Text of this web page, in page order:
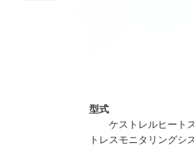
型式
ケストレルヒート
トレスモニタリングシ